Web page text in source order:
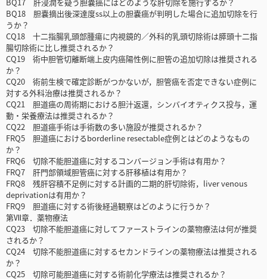
BQ18 胆嚢摘出後深達度ss以上の胆嚢癌が判明した場合に追加切除を行
うか？
CQ18 十二指腸乳頭部腫瘍に内視鏡的／外科的乳頭切除術は膵頭十二指
腸切除術に比し推奨されるか？
CQ19 術中胆管切離断端上皮内癌陽性例に胆管の追加切除は推奨される
か？
CQ20 術前生検で確定診断がつかないが，胆管癌を否定できない症例に
対する外科治療は推奨されるか？
CQ21 胆道癌の周術期における胆汁返還，シンバイオティクス投与，運
動・栄養療法は推奨されるか？
CQ22 胆道癌手術は手術数の多い施設が推奨されるか？
FRQ5 胆道癌におけるborderline resectable症例とはどのようなもの
か？
FRQ6 切除不能胆道癌に対するコンバージョン手術は有用か？
FRQ7 肝門部領域胆管癌に対する肝移植は有用か？
FRQ8 残肝容積不足例に対する計画的二期的肝切除術，liver venous
deprivationは有用か？
FRQ9 胆道癌に対する術後経過観察はどのように行うか？
第Ⅶ章．薬物療法
CQ23 切除不能胆道癌に対してファーストラインの薬物療法は何が推奨
されるか？
CQ24 切除不能胆道癌に対するセカンドラインの薬物療法は推奨される
か？
CQ25 切除可能胆道癌に対する術前化学療法は推奨されるか？